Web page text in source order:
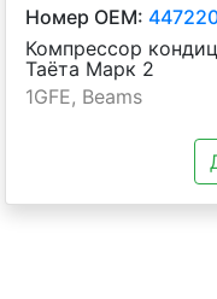
Номер OEM:
Компрессор
Таёта Марк 2
1GFE, Beams